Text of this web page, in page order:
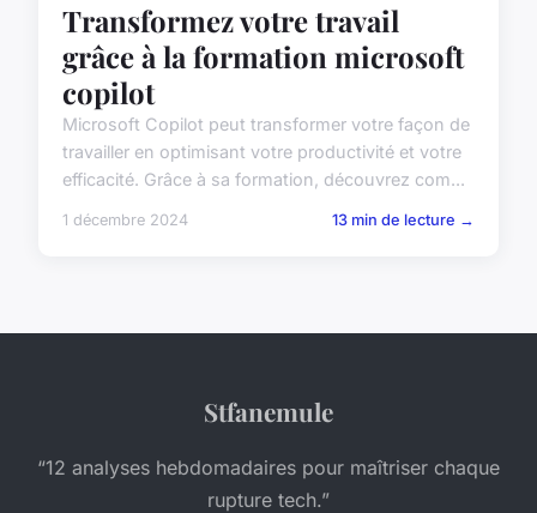
Transformez votre travail
grâce à la formation microsoft
copilot
Microsoft Copilot peut transformer votre façon de
travailler en optimisant votre productivité et votre
efficacité. Grâce à sa formation, découvrez com...
1 décembre 2024 13 min de lecture →
Stfanemule
“12 analyses hebdomadaires pour maîtriser chaque
rupture tech.”